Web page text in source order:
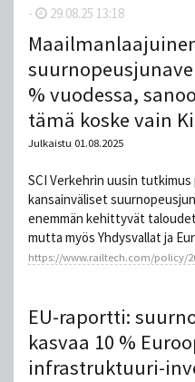
- 29.08.25 13:18
% vuodessa,
tämä koske vain
Julkaistu 01.08.2025
SCI Verkehrin uusin
kansainväliset
enemmän kehittyvät
mutta myös Yhdysvallat ja
https://www.railtech.com/policy/
EU-raportti:
kasvaa 10 %
infrastruktuuri-